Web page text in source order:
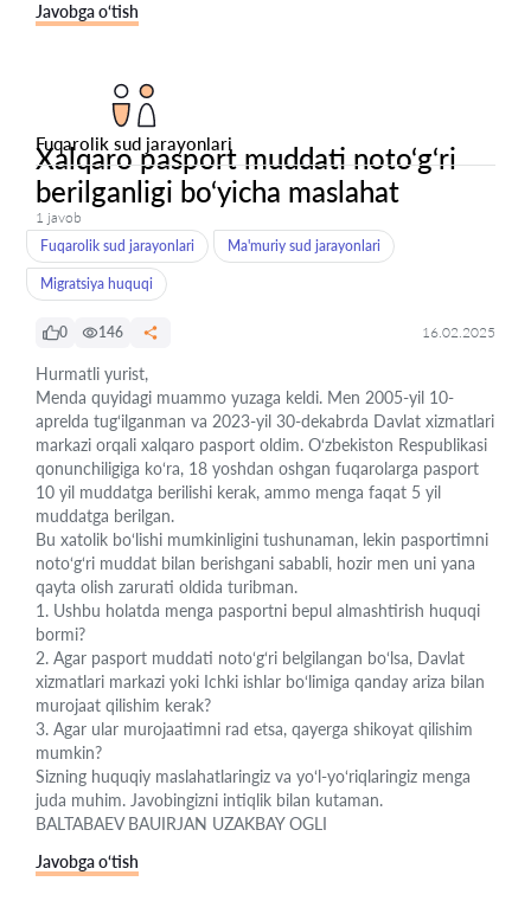
Javobga o‘tish
Fuqarolik sud jarayonlari
Xalqaro pasport muddati noto‘g‘ri
berilganligi bo‘yicha maslahat
1 javob
Fuqarolik sud jarayonlari
Ma'muriy sud jarayonlari
Migratsiya huquqi
0 146 16.02.2025
Hurmatli yurist,
Menda quyidagi muammo yuzaga keldi. Men 2005-yil 10-
aprelda tug‘ilganman va 2023-yil 30-dekabrda Davlat xizmatlari
markazi orqali xalqaro pasport oldim. O‘zbekiston Respublikasi
qonunchiligiga ko‘ra, 18 yoshdan oshgan fuqarolarga pasport
10 yil muddatga berilishi kerak, ammo menga faqat 5 yil
muddatga berilgan.
Bu xatolik bo‘lishi mumkinligini tushunaman, lekin pasportimni
noto‘g‘ri muddat bilan berishgani sababli, hozir men uni yana
qayta olish zarurati oldida turibman.
1. Ushbu holatda menga pasportni bepul almashtirish huquqi
bormi?
2. Agar pasport muddati noto‘g‘ri belgilangan bo‘lsa, Davlat
xizmatlari markazi yoki Ichki ishlar bo‘limiga qanday ariza bilan
murojaat qilishim kerak?
3. Agar ular murojaatimni rad etsa, qayerga shikoyat qilishim
mumkin?
Sizning huquqiy maslahatlaringiz va yo‘l-yo‘riqlaringiz menga
juda muhim. Javobingizni intiqlik bilan kutaman.
BALTABAEV BAUIRJAN UZAKBAY OGLI
Javobga o‘tish